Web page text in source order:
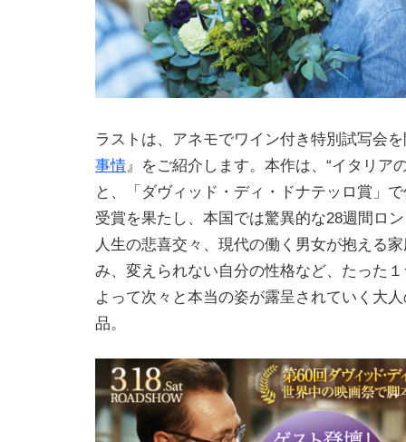
ラストは、アネモでワイン付き特別試写会
事情 』をご紹介します。本作は、“イタリア
と、「ダヴィッド・ディ・ドナテッロ賞」
受賞を果たし、本国では驚異的な28週間ロ
人生の悲喜交々、現代の働く男女が抱える
み、変えられない自分の性格など、たった
よって次々と本当の姿が露呈されていく大
品。